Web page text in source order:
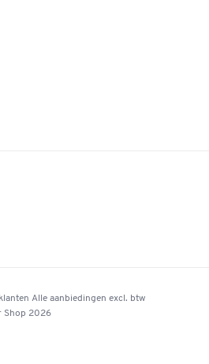
Alle aanbiedingen excl. btw
Shop 2026